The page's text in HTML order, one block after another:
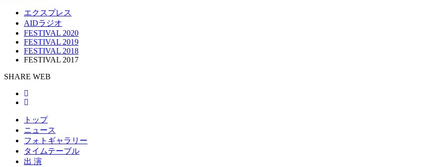
エクスプレス
AIDラジオ
FESTIVAL 2020
FESTIVAL 2019
FESTIVAL 2018
FESTIVAL 2017
SHARE WEB
トップ
ニュース
フォトギャラリー
タイムテーブル
出 演